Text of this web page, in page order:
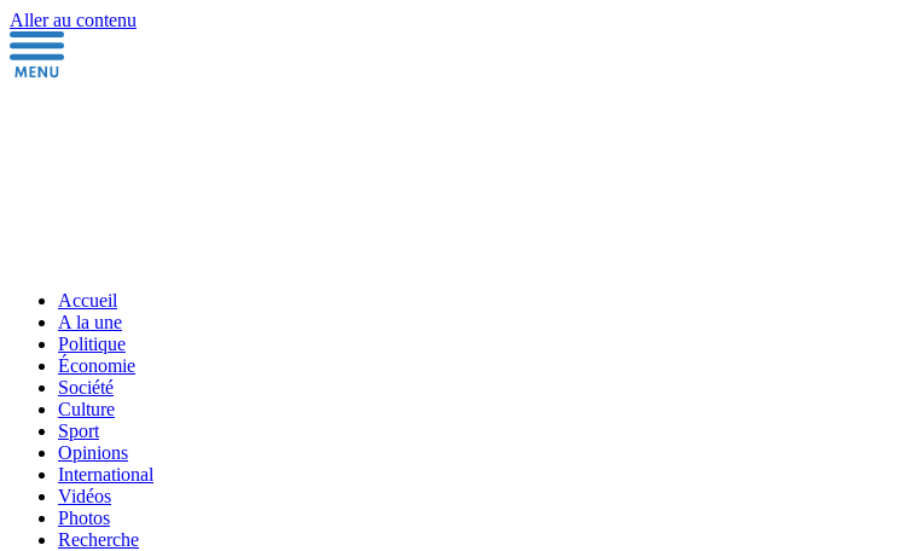
Aller au contenu
Accueil
A la une
Politique
Économie
Société
Culture
Sport
Opinions
International
Vidéos
Photos
Recherche